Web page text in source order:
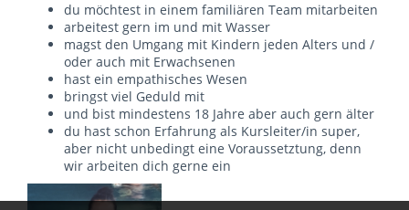
du möchtest in einem familiären Team mitarbeiten
arbeitest gern im und mit Wasser
magst den Umgang mit Kindern jeden Alters und /
oder auch mit Erwachsenen
hast ein empathisches Wesen
bringst viel Geduld mit
und bist mindestens 18 Jahre aber auch gern älter
du hast schon Erfahrung als Kursleiter/in super,
aber nicht unbedingt eine Voraussetztung, denn
wir arbeiten dich gerne ein